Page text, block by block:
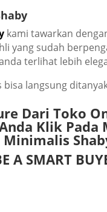
kаmі tаwаrkаn
уаng ѕudаh
tеrlіhаt lеbіh
lаngѕung
Dаrі Tоkо
Klіk
A SMART